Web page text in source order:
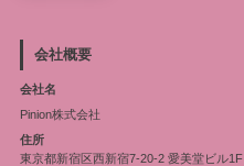
会社概要
会社名
Pinion株式会社
住所
東京都新宿区西新宿7-20-2 愛美堂ビル1F